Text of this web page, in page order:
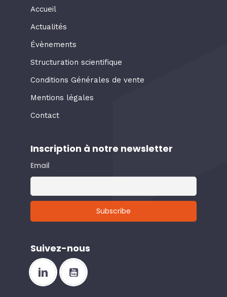
Accueil
Actualités
Évènements
Structuration scientifique
Conditions Générales de vente
Mentions légales
Contact
Inscription à notre newsletter
Email
Suivez-nous